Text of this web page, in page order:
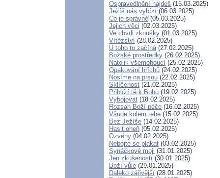
Ospravedlnění najdeš (15.03.2025)
Ježíš nás vybízí (06.03.2025)
Co je správné (05.03.2025)
Jejich věci (02.03.2025)
Ve chvíli zkoušky (01.03.2025)
Vítězství (28.02.2025)
U toho to začíná(27.02.2025)
Božské prostředky (26.02.2025)
Natolik všemohoucí (25.02.2025)
Opakování hříchů (24.02.2025)
Nosíme na prsou (22.02.2025)
Sklíčenost (21.02.2025)
Přiblíží tě k Bohu (19.02.2025)
Vybojovat (18.02.2025)
Rozsah Boží péče (16.02.2025)
Všude kolem tebe (15.02.2025)
Bez Ježíše (14.02.2025)
Hasit oheň (05.02.2025)
Ozvěny (04.02.2025)
Nebojte se plakat (03.02.2025)
Synáčkové moji (31.01.2025)
Jen zkušeností (30.01.2025)
Boží vůle (29.01.2025)
Daleko zářivější (28.01.2025)